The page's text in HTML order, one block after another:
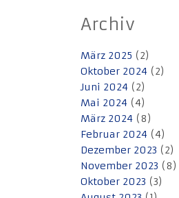
Archiv
März 2025 (2)
Oktober 2024 (2)
Juni 2024 (2)
Mai 2024 (4)
März 2024 (8)
Februar 2024 (4)
Dezember 2023 (2)
November 2023 (8)
Oktober 2023 (3)